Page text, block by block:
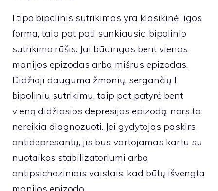
I tipo bipolinis sutrikimas yra klasikinė ligos
forma, taip pat pati sunkiausia bipolinio
sutrikimo rūšis. Jai būdingas bent vienas
manijos epizodas arba mišrus epizodas.
Didžioji dauguma žmonių, sergančių I
bipoliniu sutrikimu, taip pat patyrė bent
vieną didžiosios depresijos epizodą, nors to
nereikia diagnozuoti. Jei gydytojas paskirs
antidepresantų, jis bus vartojamas kartu su
nuotaikos stabilizatoriumi arba
antipsichoziniais vaistais, kad būtų išvengta
manijos epizodo.